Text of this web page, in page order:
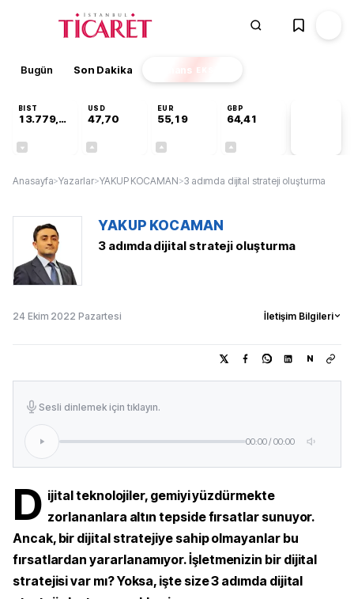
Bugün Son Dakika Finans EKSTRA
BIST
13.779,39
USD
47,70
EUR
55,19
GBP
64,41
Anasayfa>Yazarlar>YAKUP KOCAMAN>3 adımda dijital strateji oluşturma
YAKUP KOCAMAN
3 adımda dijital strateji oluşturma
24 Ekim 2022 Pazartesi İletişim Bilgileri
N
Sesli dinlemek için tıklayın.
00:00/00:00
D ijital teknolojiler, gemiyi yüzdürmekte
zorlananlara altın tepside fırsatlar sunuyor.
Ancak, bir dijital stratejiye sahip olmayanlar bu
fırsatlardan yararlanamıyor. İşletmenizin bir dijital
stratejisi var mı? Yoksa, işte size 3 adımda dijital